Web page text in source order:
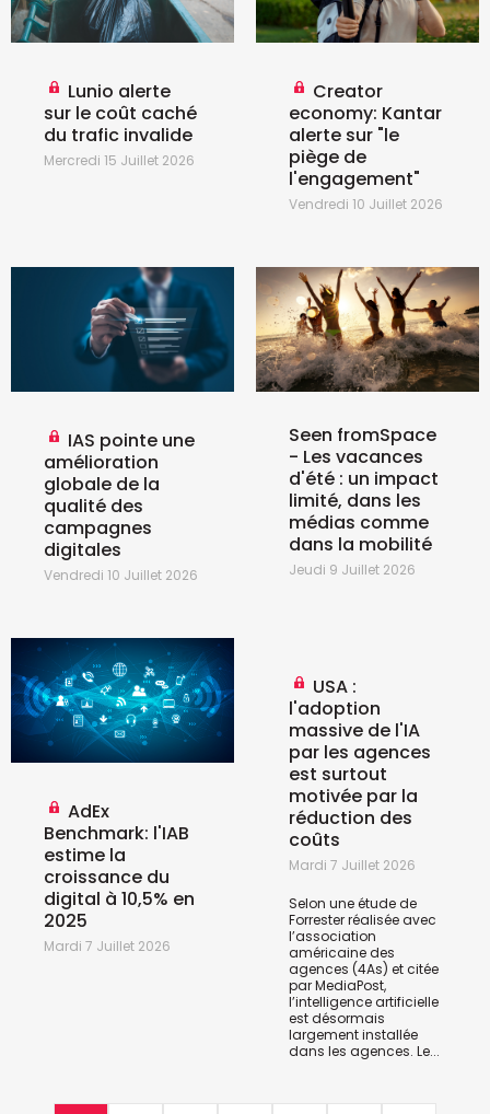
Lunio alerte
sur le coût caché
du trafic invalide
Mercredi 15 Juillet 2026
Creator
economy: Kantar
alerte sur "le
piège de
l'engagement"
Vendredi 10 Juillet 2026
IAS pointe une
amélioration
globale de la
qualité des
campagnes
digitales
Vendredi 10 Juillet 2026
Seen fromSpace
- Les vacances
d'été : un impact
limité, dans les
médias comme
dans la mobilité
Jeudi 9 Juillet 2026
AdEx
Benchmark: l'IAB
estime la
croissance du
digital à 10,5% en
2025
Mardi 7 Juillet 2026
USA :
l'adoption
massive de l'IA
par les agences
est surtout
motivée par la
réduction des
coûts
Mardi 7 Juillet 2026
Selon une étude de
Forrester réalisée avec
l’association
américaine des
agences (4As) et citée
parMediaPost,
l’intelligence artificielle
est désormais
largement installée
dans les agences. Le...